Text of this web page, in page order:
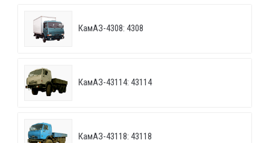
КамАЗ-4308: 4308
КамАЗ-43114: 43114
КамАЗ-43118: 43118